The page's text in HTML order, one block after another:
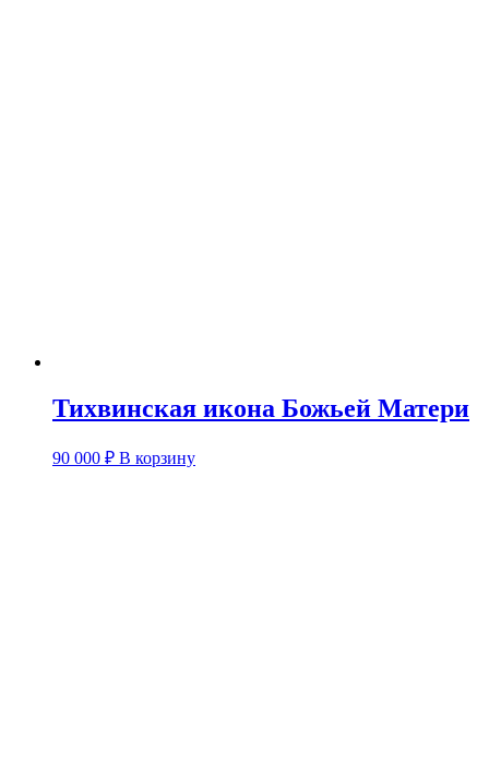
Тихвинская икона Божьей Матери
90 000 ₽ В корзину